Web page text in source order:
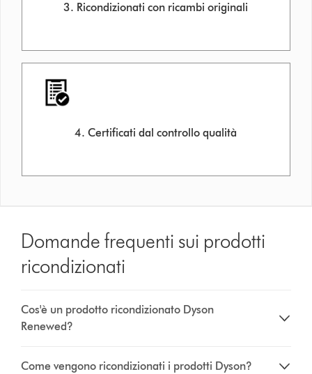
3. Ricondizionati con ricambi originali
4. Certificati dal controllo qualità
Domande frequenti sui prodotti
ricondizionati
Cos'è un prodotto ricondizionato Dyson
Renewed?
Come vengono ricondizionati i prodotti Dyson?